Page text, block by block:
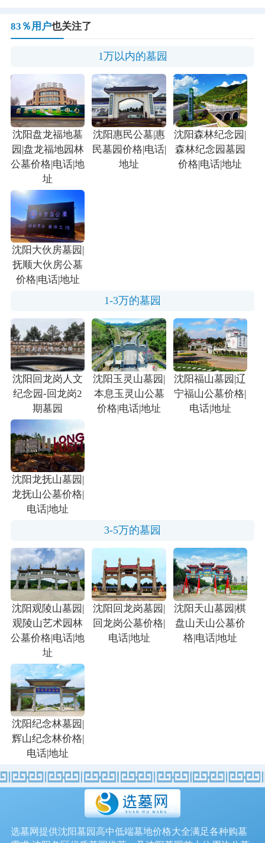
83％用户也关注了
1万以内的墓园
沈阳盘龙福地墓
园|盘龙福地园林
公墓价格|电话|地
址
沈阳惠民公墓|惠
民墓园价格|电话|
地址
沈阳森林纪念园|
森林纪念园墓园
价格|电话|地址
沈阳大伙房墓园|
抚顺大伙房公墓
价格|电话|地址
1-3万的墓园
沈阳回龙岗人文
纪念园-回龙岗2
期墓园
沈阳玉灵山墓园|
本息玉灵山公墓
价格|电话|地址
沈阳福山墓园|辽
宁福山公墓价格|
电话|地址
沈阳龙抚山墓园|
龙抚山公墓价格|
电话|地址
3-5万的墓园
沈阳观陵山墓园|
观陵山艺术园林
公墓价格|电话|地
址
沈阳回龙岗墓园|
回龙岗公墓价格|
电话|地址
沈阳天山墓园|棋
盘山天山公墓价
格|电话|地址
沈阳纪念林墓园|
辉山纪念林价格|
电话|地址
选墓网提供沈阳墓园高中低端墓地价格大全满足各种购墓